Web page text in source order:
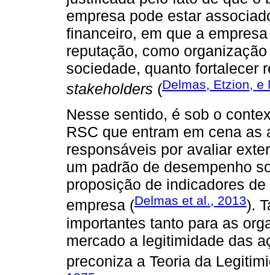
empresa pode estar
financeiro, em que a
reputação, como
sociedade, quanto fortalecer
stakeholders (Delmas, Etzion, e
Nesse sentido, é sob o
RSC que entram em cena
responsáveis por avaliar
um padrão de desempenho
proposição de indicadores de
empresa (Delmas et al., 2013).
importantes tanto para as
mercado a legitimidade das
preconiza a Teoria da